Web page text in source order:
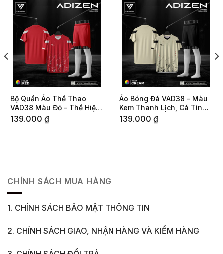
Bộ Quần Áo Thể Thao
VAD38 Màu Đỏ - Thể Hiện
Tinh Thần Chiến Đấu
139.000 ₫
Áo Bóng Đá VAD38 - Màu
Kem Thanh Lịch, Cá Tính
Thể Thao
139.000 ₫
CHÍNH SÁCH MUA HÀNG
1. CHÍNH SÁCH BẢO MẬT THÔNG TIN
2. CHÍNH SÁCH GIAO, NHẬN HÀNG VÀ KIỂM HÀNG